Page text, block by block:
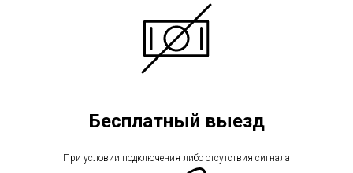
Бесплатный выезд
При условии подключения либо отсутствия сигнала